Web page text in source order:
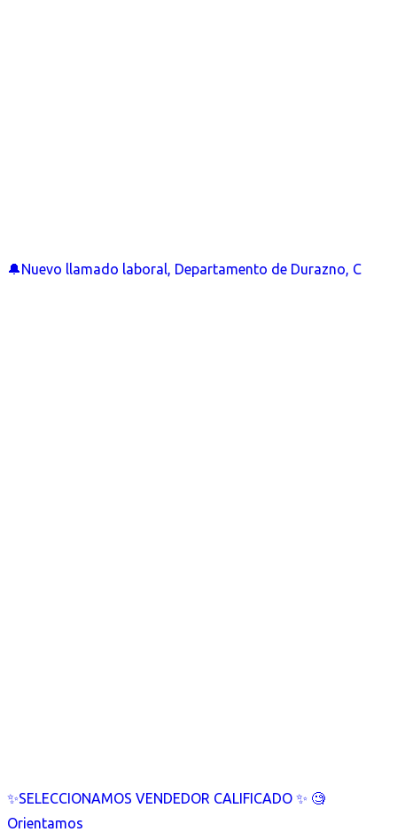
🔔Nuevo llamado laboral, Departamento de Durazno, C
✨SELECCIONAMOS VENDEDOR CALIFICADO ✨ 🧐
Orientamos